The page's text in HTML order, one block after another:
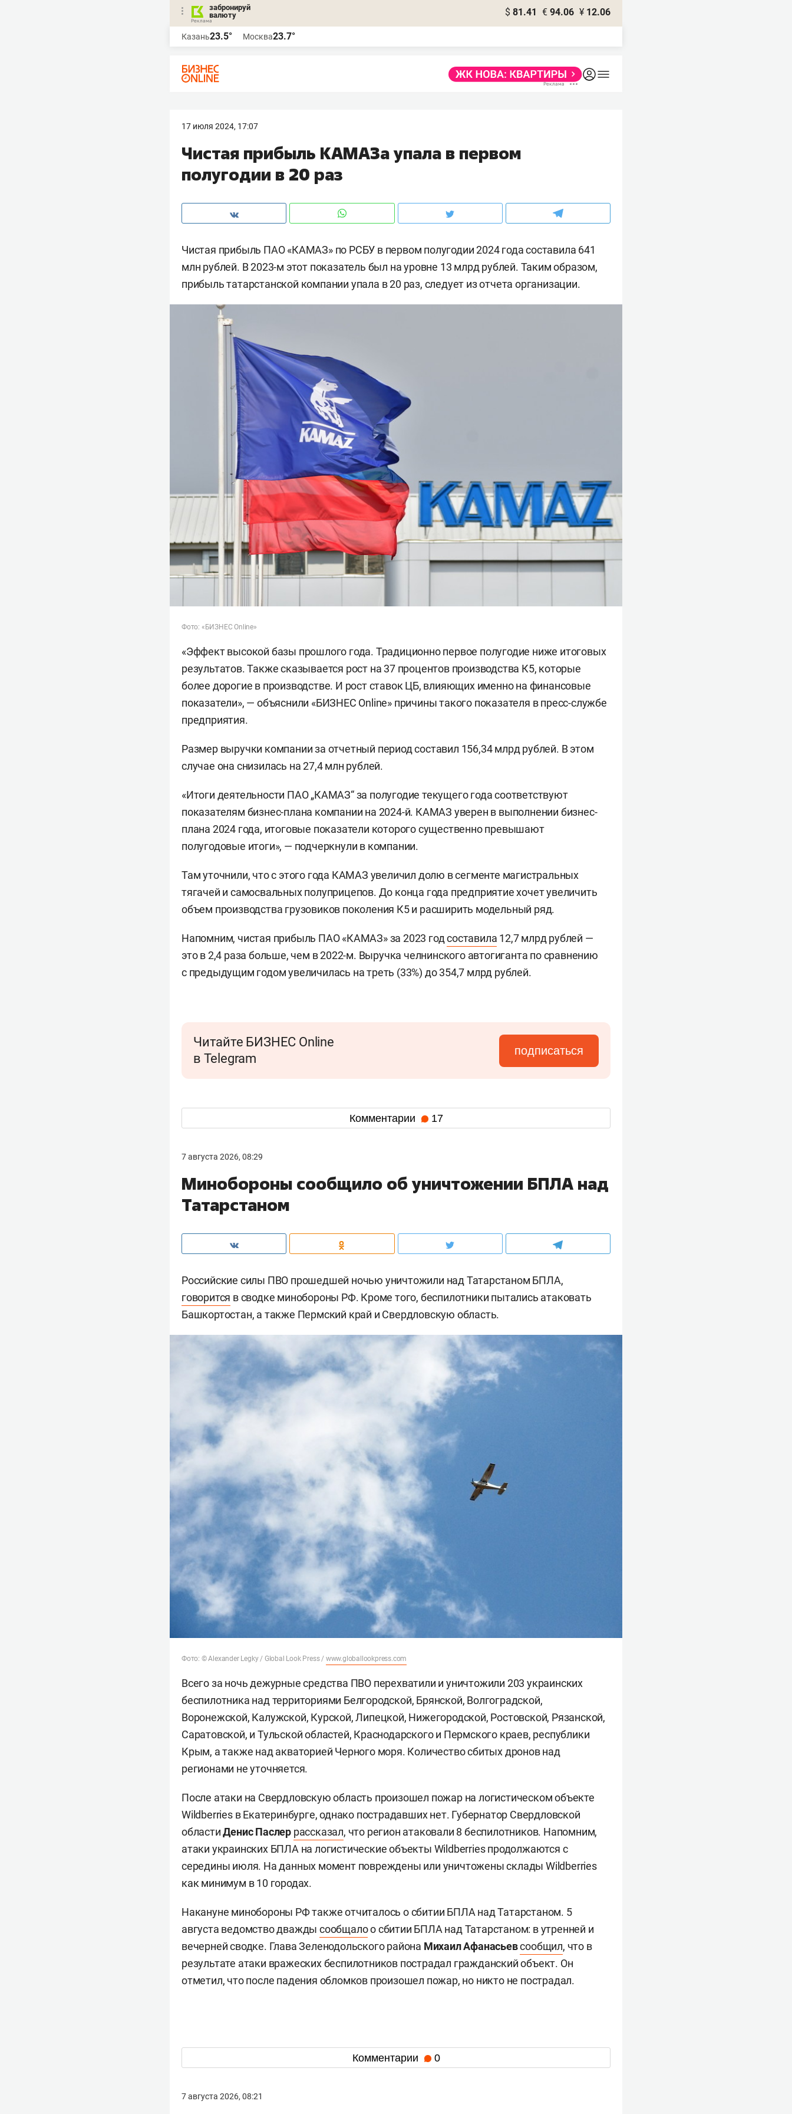
забронируй
валюту
$ 81.41 € 94.06 ¥ 12.06
Казань23.5° Москва23.7°
17 июля 2024, 17:07
Чистая прибыль КАМАЗа упала в первом
полугодии в 20 раз
Чистая прибыль ПАО «КАМАЗ» по РСБУ в первом полугодии 2024 года составила 641
млн рублей. В 2023-м этот показатель был на уровне 13 млрд рублей. Таким образом,
прибыль татарстанской компании упала в 20 раз, следует из отчета организации.
Фото: «БИЗНЕС Online»
«Эффект высокой базы прошлого года. Традиционно первое полугодие ниже итоговых
результатов. Также сказывается рост на 37 процентов производства К5, которые
более дорогие в производстве. И рост ставок ЦБ, влияющих именно на финансовые
показатели», — объяснили «БИЗНЕС Online» причины такого показателя в пресс-службе
предприятия.
Размер выручки компании за отчетный период составил 156,34 млрд рублей. В этом
случае она снизилась на 27,4 млн рублей.
«Итоги деятельности ПАО „КАМАЗ“ за полугодие текущего года соответствуют
показателям бизнес-плана компании на 2024-й. КАМАЗ уверен в выполнении бизнес-
плана 2024 года, итоговые показатели которого существенно превышают
полугодовые итоги», — подчеркнули в компании.
Там уточнили, что с этого года КАМАЗ увеличил долю в сегменте магистральных
тягачей и самосвальных полуприцепов. До конца года предприятие хочет увеличить
объем производства грузовиков поколения К5 и расширить модельный ряд.
Напомним, чистая прибыль ПАО «КАМАЗ» за 2023 годсоставила 12,7 млрд рублей —
это в 2,4 раза больше, чем в 2022-м. Выручка челнинского автогиганта по сравнению
с предыдущим годом увеличилась на треть (33%) до 354,7 млрд рублей.
Читайте БИЗНЕС Online
в Telegram
подписаться
Комментарии 17
7 августа 2026, 08:29
Минобороны сообщило об уничтожении БПЛА над
Татарстаном
Российские силы ПВО прошедшей ночью уничтожили над Татарстаном БПЛА,
говорится в сводке минобороны РФ. Кроме того, беспилотники пытались атаковать
Башкортостан, а также Пермский край и Свердловскую область.
Фото: © Alexander Legky / Global Look Press / www.globallookpress.com
Всего за ночь дежурные средства ПВО перехватили и уничтожили 203 украинских
беспилотника над территориями Белгородской, Брянской, Волгоградской,
Воронежской, Калужской, Курской, Липецкой, Нижегородской, Ростовской, Рязанской,
Саратовской, и Тульской областей, Краснодарского и Пермского краев, республики
Крым, а также над акваторией Черного моря. Количество сбитых дронов над
регионами не уточняется.
После атаки на Свердловскую область произошел пожар на логистическом объекте
Wildberries в Екатеринбурге, однако пострадавших нет. Губернатор Свердловской
областиДенис Паслер рассказал, что регион атаковали 8 беспилотников. Напомним,
атаки украинских БПЛА на логистические объекты Wildberries продолжаются с
середины июля. На данных момент повреждены или уничтожены склады Wildberries
как минимум в 10 городах.
Накануне минобороны РФ также отчиталось о сбитии БПЛА над Татарстаном. 5
августа ведомство дваждысообщалоо сбитии БПЛА над Татарстаном: в утренней и
вечерней сводке. Глава Зеленодольского района Михаил Афанасьевсообщил, что в
результате атаки вражеских беспилотников пострадал гражданский объект. Он
отметил, что после падения обломков произошел пожар, но никто не пострадал.
Комментарии 0
7 августа 2026, 08:21